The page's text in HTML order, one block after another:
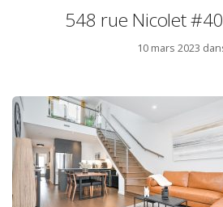
548 rue Nicolet
10 mars 2023